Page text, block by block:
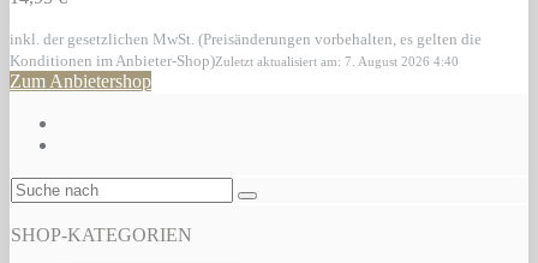
inkl. der gesetzlichen MwSt. (Preisänderungen vorbehalten, es gelten die
Konditionen im Anbieter-Shop)Zuletzt aktualisiert am: 7. August 2026 4:40
Zum Anbietershop
SHOP-KATEGORIEN